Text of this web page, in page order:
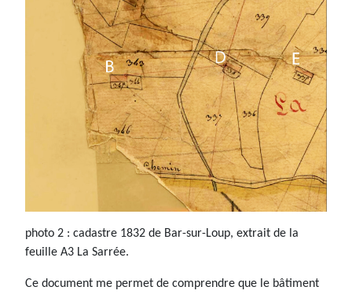
photo 2 : cadastre 1832 de Bar-sur-Loup, extrait de la
feuille A3 La Sarrée.
Ce document me permet de comprendre que le bâtiment